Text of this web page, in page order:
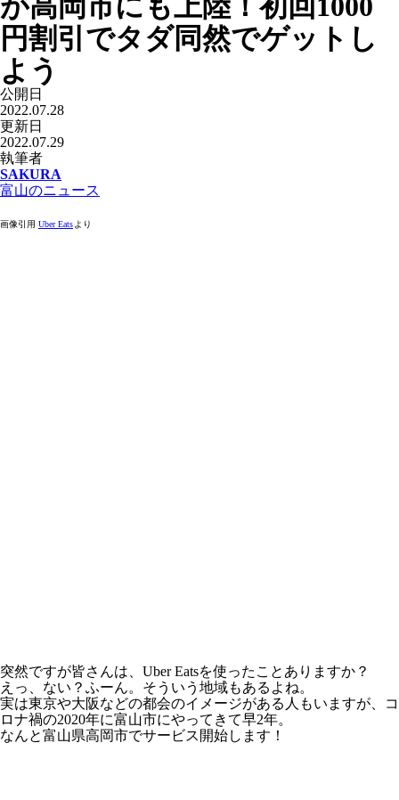
円割引でタダ同然でゲットし
よう
公開日
2022.07.28
更新日
2022.07.29
執筆者
SAKURA
富山のニュース
画像引用 Uber Eats より
突然ですが皆さんは、Uber Eatsを使ったことありますか？
えっ、ない？ふーん。そういう地域もあるよね。
実は東京や大阪などの都会のイメージがある人もいますが、コ
ロナ禍の2020年に富山市にやってきて早2年。
なんと富山県高岡市でサービス開始します！